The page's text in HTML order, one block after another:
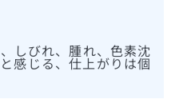
しびれ、腫れ、色素沈
感じる、仕上がりは個